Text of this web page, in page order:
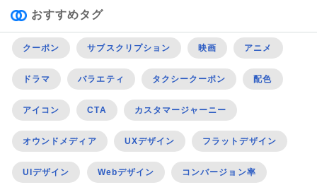
おすすめタグ
クーポン サブスクリプション 映画 アニメ
ドラマ バラエティ タクシークーポン 配色
アイコン CTA カスタマージャーニー
オウンドメディア UXデザイン フラットデザイン
UIデザイン Webデザイン コンバージョン率